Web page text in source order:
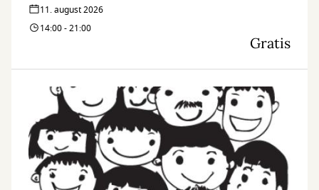
11. august 2026
14:00 - 21:00
Gratis